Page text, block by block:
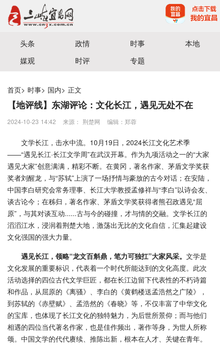
宜昌三峡融媒体中心主办
头条 政情 时事
本地
媒观
时评 专题
首页> 时事> 国内> 正文
【地评线】东湖评论：文化长江，遇见无处不在
2024-10-23 14:42 来源： 荆楚网 编辑：郑蓉
文学长江，击水中流。10月19日，2024长江文化艺术季
——“遇见长江·长江文学周”在武汉开幕。作为九项活动之一的“大家
遇见大家”创意满满，精彩不断。在黄冈，著名作家、茅盾文学奖获
奖者刘醒龙，与“苏轼”上演了一场抒情与豪放的古今对话；在安陆，
中国李白研究会常务理事、长江大学教授孟修祥与“李白”以诗会友、
谈古论今；在秭归，著名作家、茅盾文学奖获得者熊召政遇见“屈
原”，与其对谈互动......古与今的碰撞，才与情的交融。文学长江的
滔滔江水，浸润着荆楚大地，激荡出无比的文化自信，汇集起建设
文化强国的强大力量。
遇见长江，领略“龙文百斛鼎，笔力可独扛”大家风采。 文学是
文化发展的重要标识，代表着一个时代所能达到的文化高度。此次
活动选择的四位古代文学巨匠，都在长江边留下代表性的不朽诗篇
和作品，从屈原的《离骚》、李白的《黄鹤楼送孟浩然之广陵》，
到苏轼的《赤壁赋》、孟浩然的《春晓》等，不仅丰富了中华文化
的宝库，也体现了长江文化的独特魅力，为后世所景仰；而与他们
相遇的四位当代著名作家，也是佳作频出，著作等身，为世人所称
颂。中国文学的代代赓续、推陈出新，根本在人才、关键在青年。